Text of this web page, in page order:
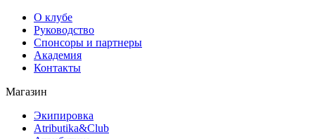
О клубе
Руководство
Спонсоры и партнеры
Академия
Контакты
Магазин
Экипировка
Atributika&Club